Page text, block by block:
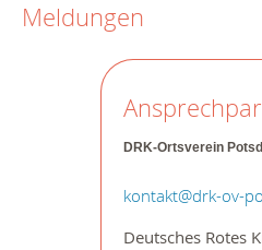
Meldungen
DRK-Ortsverein
kontakt@drk-ov-
Deutsches Rotes